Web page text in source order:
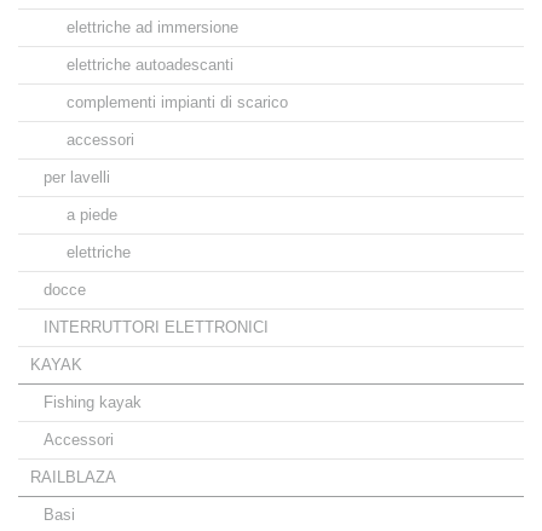
elettriche ad immersione
elettriche autoadescanti
complementi impianti di scarico
accessori
per lavelli
a piede
elettriche
docce
INTERRUTTORI ELETTRONICI
KAYAK
Fishing kayak
Accessori
RAILBLAZA
Basi